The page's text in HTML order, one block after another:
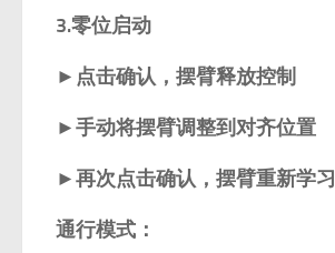
3.零位启动
►点击确认，摆臂释放控制
►手动将摆臂调整到对齐位置
►再次点击确认，摆臂重新学习
通行模式：